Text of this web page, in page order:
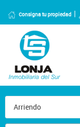
Consigna tu propiedad